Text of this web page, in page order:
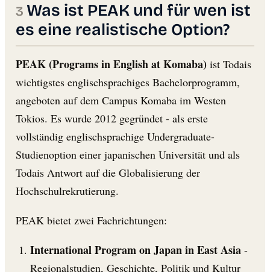
Was ist PEAK und für wen ist
es eine realistische Option?
PEAK (Programs in English at Komaba) ist Todais
wichtigstes englischsprachiges Bachelorprogramm,
angeboten auf dem Campus Komaba im Westen
Tokios. Es wurde 2012 gegründet - als erste
vollständig englischsprachige Undergraduate-
Studienoption einer japanischen Universität und als
Todais Antwort auf die Globalisierung der
Hochschulrekrutierung.
PEAK bietet zwei Fachrichtungen:
International Program on Japan in East Asia-
Regionalstudien, Geschichte, Politik und Kultur